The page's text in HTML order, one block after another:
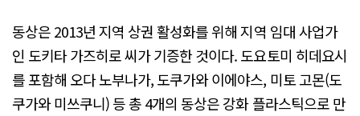
동상은 2013년 지역 상권 활성화를 위해 지역 임대 사업가
인 도키타 가즈히로 씨가 기증한 것이다. 도요토미 히데요시
를 포함해 오다 노부나가, 도쿠가와 이에야스, 미토 고몬(도
쿠가와 미쓰쿠니) 등 총 4개의 동상은 강화 플라스틱으로 만